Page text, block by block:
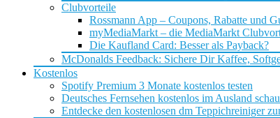
Clubvorteile
Rossmann App – Coupons, Rabatte und
myMediaMarkt – die MediaMarkt
Die Kaufland Card: Besser als Payback?
McDonalds Feedback: Sichere Dir Kaffee,
Kostenlos
Spotify Premium 3 Monate kostenlos testen
Deutsches Fernsehen kostenlos im Ausland
Entdecke den kostenlosen dm Teppichreiniger